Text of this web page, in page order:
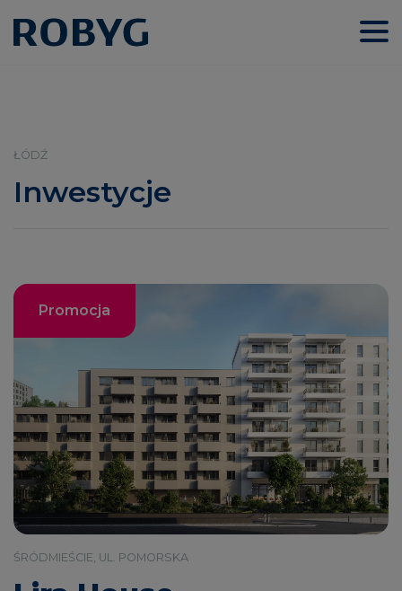
ŁÓDŹ
Inwestycje
ŚRÓDMIEŚCIE, UL. POMORSKA
Promocja